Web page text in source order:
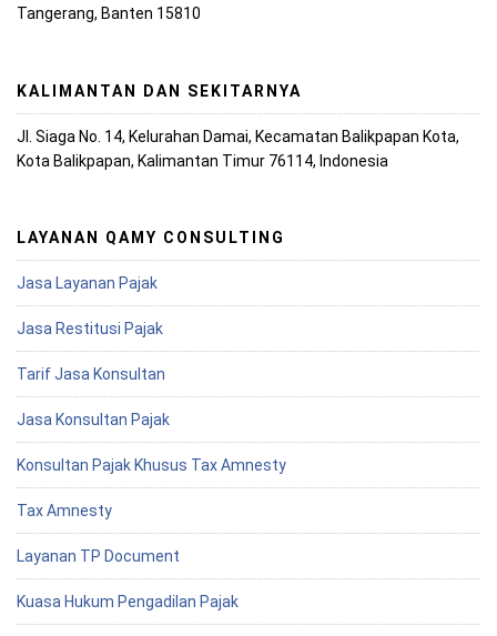
Tangerang, Banten 15810
KALIMANTAN DAN SEKITARNYA
Jl. Siaga No. 14, Kelurahan Damai, Kecamatan Balikpapan Kota,
Kota Balikpapan, Kalimantan Timur 76114, Indonesia
LAYANAN QAMY CONSULTING
Jasa Layanan Pajak
Jasa Restitusi Pajak
Tarif Jasa Konsultan
Jasa Konsultan Pajak
Konsultan Pajak Khusus Tax Amnesty
Tax Amnesty
Layanan TP Document
Kuasa Hukum Pengadilan Pajak